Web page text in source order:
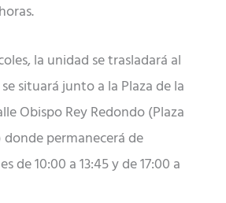
la unidad se trasladará al
situará junto a la Plaza de la
Obispo Rey Redondo (Plaza
donde permanecerá de
de 10:00 a 13:45 y de 17:00 a